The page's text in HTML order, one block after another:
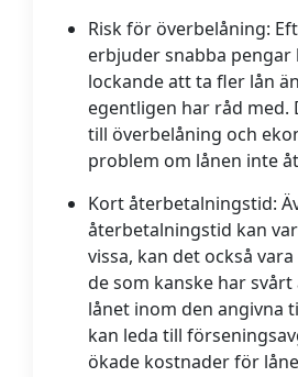
Risk för överbelåning:
erbjuder snabba pengar
lockande att ta fler lån
egentligen har råd med.
till överbelåning och
problem om lånen inte
Kort återbetalningstid:
återbetalningstid kan
vissa, kan det också
de som kanske har
lånet inom den angivna
kan leda till
ökade kostnader för